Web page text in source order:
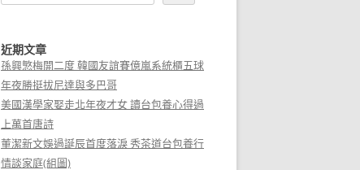
近期文章
孫興慜梅開二度 韓國友誼賽億嵐系統櫃五球
年夜勝挺拔尼達與多巴哥
美國漢學家娶走北年夜才女 讀台包養心得過
上萬首唐詩
董潔新文娛過誕辰首度落淚 秀茶道台包養行
情談家庭(組圖)